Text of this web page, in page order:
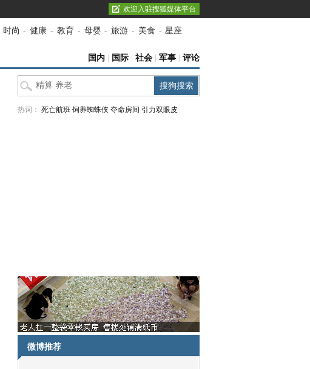
欢迎入驻搜狐媒体平台
时尚 - 健康 - 教育 - 母婴 - 旅游 - 美食 - 星座
国内 国际 社会 军事 评论
热词： 死亡航班 饲养蜘蛛侠 夺命房间 引力双眼皮
微博推荐